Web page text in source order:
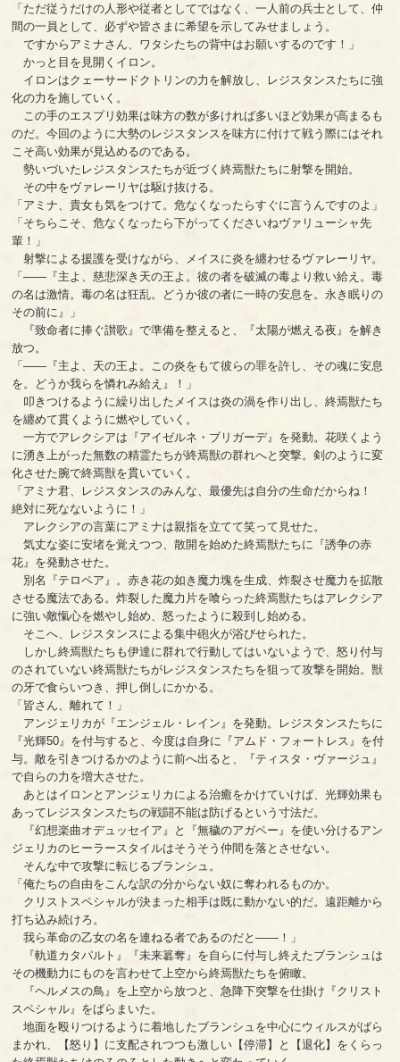
「ただ従うだけの人形や従者としてではなく、一人前の兵士として、仲
間の一員として、必ずや皆さまに希望を示してみせましょう。
ですからアミナさん、ワタシたちの背中はお願いするのです！」
かっと目を見開くイロン。
イロンはクェーサードクトリンの力を解放し、レジスタンスたちに強
化の力を施していく。
この手のエスプリ効果は味方の数が多ければ多いほど効果が高まるも
のだ。今回のように大勢のレジスタンスを味方に付けて戦う際にはそれ
こそ高い効果が見込めるのである。
勢いづいたレジスタンスたちが近づく終焉獣たちに射撃を開始。
その中をヴァレーリヤは駆け抜ける。
「アミナ、貴女も気をつけて。危なくなったらすぐに言うんですのよ」
「そちらこそ、危なくなったら下がってくださいねヴァリューシャ先
輩！」
射撃による援護を受けながら、メイスに炎を纏わせるヴァレーリヤ。
「――『主よ、慈悲深き天の王よ。彼の者を破滅の毒より救い給え。毒
の名は激情。毒の名は狂乱。どうか彼の者に一時の安息を。永き眠りの
その前に』」
『致命者に捧ぐ讃歌』で準備を整えると、『太陽が燃える夜』を解き
放つ。
「――『主よ、天の王よ。この炎をもて彼らの罪を許し、その魂に安息
を。どうか我らを憐れみ給え』！」
叩きつけるように繰り出したメイスは炎の渦を作り出し、終焉獣たち
を纏めて貫くように燃やしていく。
一方でアレクシアは『アイゼルネ・ブリガーデ』を発動。花咲くよう
に湧き上がった無数の精霊たちが終焉獣の群れへと突撃。剣のように変
化させた腕で終焉獣を貫いていく。
「アミナ君、レジスタンスのみんな、最優先は自分の生命だからね！
絶対に死なないように！」
アレクシアの言葉にアミナは親指を立てて笑って見せた。
気丈な姿に安堵を覚えつつ、散開を始めた終焉獣たちに『誘争の赤
花』を発動させた。
別名『テロペア』。赤き花の如き魔力塊を生成、炸裂させ魔力を拡散
させる魔法である。炸裂した魔力片を喰らった終焉獣たちはアレクシア
に強い敵愾心を燃やし始め、怒ったように殺到し始める。
そこへ、レジスタンスによる集中砲火が浴びせられた。
しかし終焉獣たちも伊達に群れで行動してはいないようで、怒り付与
のされていない終焉獣たちがレジスタンスたちを狙って攻撃を開始。獣
の牙で食らいつき、押し倒しにかかる。
「皆さん、離れて！」
アンジェリカが『エンジェル・レイン』を発動。レジスタンスたちに
『光輝50』を付与すると、今度は自身に『アムド・フォートレス』を付
与。敵を引きつけるかのように前へ出ると、『ティスタ・ヴァージュ』
で自らの力を増大させた。
あとはイロンとアンジェリカによる治癒をかけていけば、光輝効果も
あってレジスタンスたちの戦闘不能は防げるという寸法だ。
『幻想楽曲オデュッセイア』と『無穢のアガペー』を使い分けるアン
ジェリカのヒーラースタイルはそうそう仲間を落とさせない。
そんな中で攻撃に転じるブランシュ。
「俺たちの自由をこんな訳の分からない奴に奪われるものか。
クリストスペシャルが決まった相手は既に動かない的だ。遠距離から
打ち込み続けろ。
我ら革命の乙女の名を連ねる者であるのだと――！」
『軌道カタパルト』『未来簒奪』を自らに付与し終えたブランシュは
その機動力にものを言わせて上空から終焉獣たちを俯瞰。
『ヘルメスの鳥』を上空から放つと、急降下突撃を仕掛け『クリスト
スペシャル』をばらまいた。
地面を殴りつけるように着地したブランシュを中心にウィルスがばら
まかれ、【怒り】に支配されつつも激しい【停滞】と【退化】をくらっ